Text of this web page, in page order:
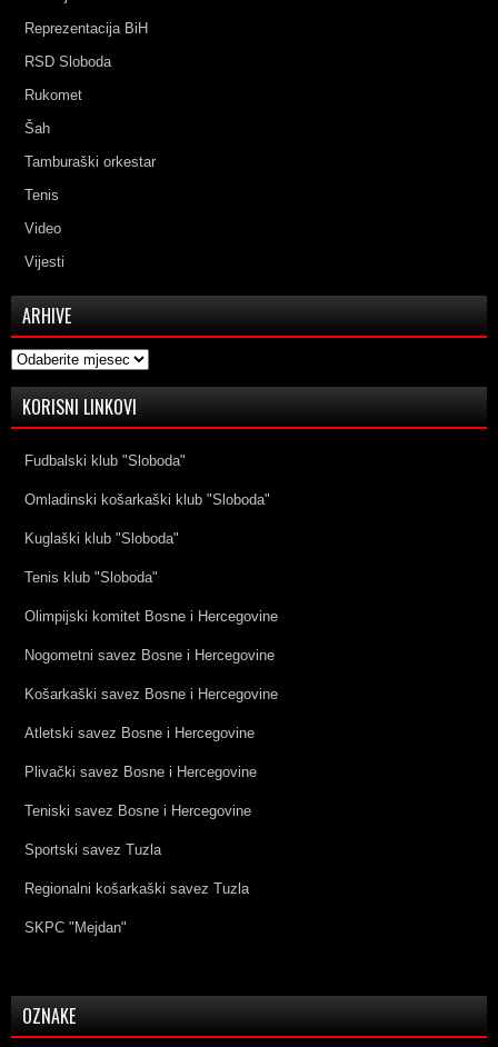
Reprezentacija BiH
RSD Sloboda
Rukomet
Šah
Tamburaški orkestar
Tenis
Video
Vijesti
ARHIVE
Arhive
KORISNI LINKOVI
Fudbalski klub "Sloboda"
Omladinski košarkaški klub "Sloboda"
Kuglaški klub "Sloboda"
Tenis klub "Sloboda"
Olimpijski komitet Bosne i Hercegovine
Nogometni savez Bosne i Hercegovine
Košarkaški savez Bosne i Hercegovine
Atletski savez Bosne i Hercegovine
Plivački savez Bosne i Hercegovine
Teniski savez Bosne i Hercegovine
Sportski savez Tuzla
Regionalni košarkaški savez Tuzla
SKPC "Mejdan"
OZNAKE